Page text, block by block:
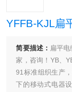
YFFB-KJL扁
简要描述： 扁平
家，咨询！YB、
91标准组织生产
下的移动式电器